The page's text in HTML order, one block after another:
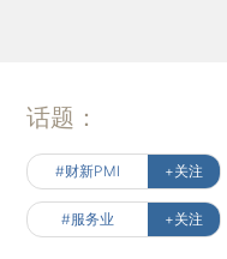
话题：
#财新PMI +关注
#服务业 +关注